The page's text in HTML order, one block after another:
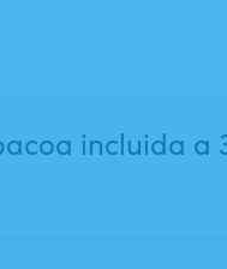
incluida a